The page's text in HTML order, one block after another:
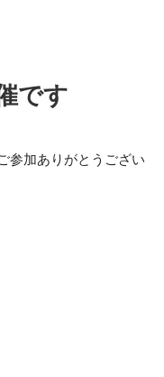
です
参加ありがとうござい